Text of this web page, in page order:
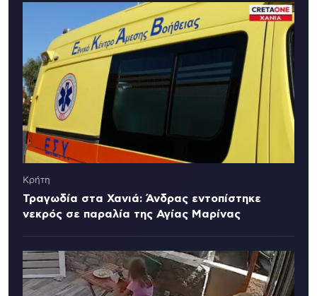
Κρήτη
Τραγωδία στα Χανιά: Άνδρας εντοπίστηκε
νεκρός σε παραλία της Αγίας Μαρίνας